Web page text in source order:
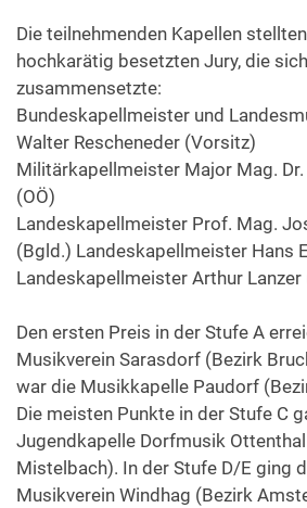
Die teilnehmenden Kapellen
hochkarätig besetzten Jury, die
zusammensetzte:
Bundeskapellmeister und
Walter Rescheneder (Vorsitz)
Militärkapellmeister Major Mag.
(OÖ)
Landeskapellmeister Prof. Mag.
(Bgld.) Landeskapellmeister Hans
Landeskapellmeister Arthur Lanzer
Den ersten Preis in der Stufe A
Musikverein Sarasdorf (Bezirk
war die Musikkapelle Paudorf
Die meisten Punkte in der Stufe C
Jugendkapelle Dorfmusik
Mistelbach). In der Stufe D/E ging
Musikverein Windhag (Bezirk